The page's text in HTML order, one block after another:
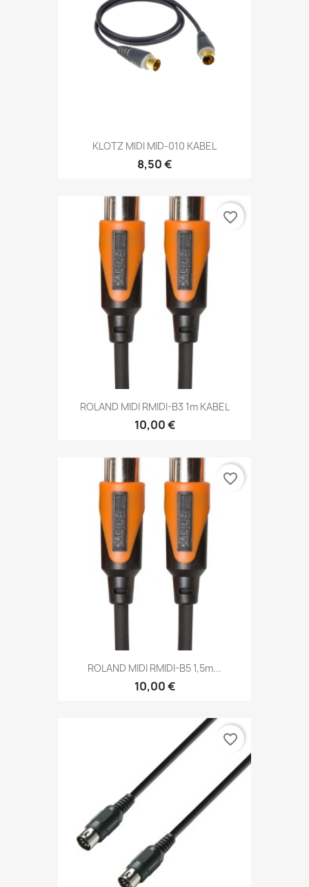
KLOTZ MIDI MID-010 KABEL
8,50 €
ROLAND MIDI RMIDI-B3 1m KABEL
10,00 €
favorite_border
ROLAND MIDI RMIDI-B5 1,5m...
10,00 €
favorite_border
favorite_border